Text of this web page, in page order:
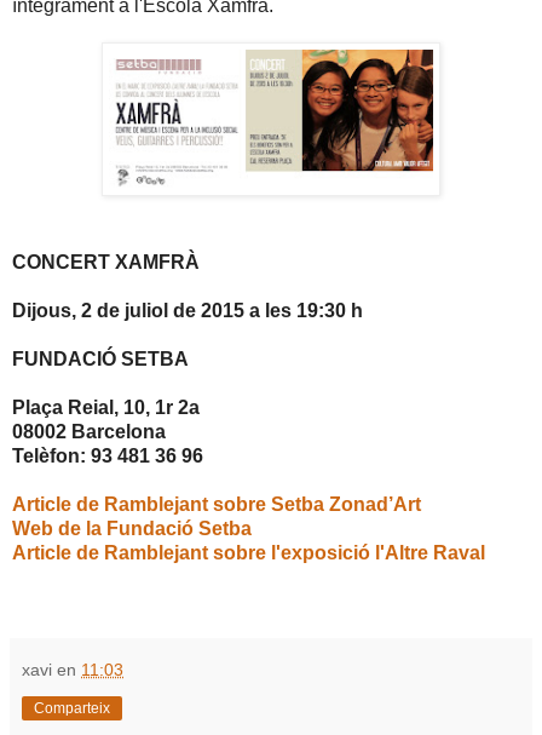
íntegrament a l'Escola Xamfrà.
CONCERT XAMFRÀ
Dijous, 2 de juliol de 2015 a les 19:30 h
FUNDACIÓ SETBA
Plaça Reial, 10, 1r 2a
08002 Barcelona
Telèfon: 93 481 36 96
Article de Ramblejant sobre Setba Zonad’Art
Web de la Fundació Setba
Article de Ramblejant sobre l'exposició l'Altre Raval
xavi en 11:03
Comparteix